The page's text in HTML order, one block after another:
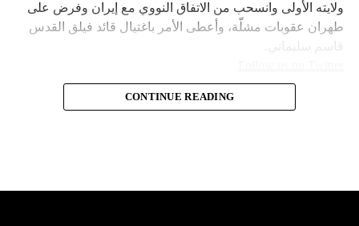
– نهاية عهد منظومة حوله آمنت بإمكان الاتفاق مع إيران. وهي
امتداد لعهد باراك أوباما واتفاقه مع طهران على الملف النووي
ولايته الأولى وانسحب من الاتفاق النووي مع إيران وفرض على
طهران عقوبات مشلّة، وأعطى الأمر باغتيال قائد فيلق القدس
مع ارتفاع حظوظ الرئيس السابق
CONTINUE READING